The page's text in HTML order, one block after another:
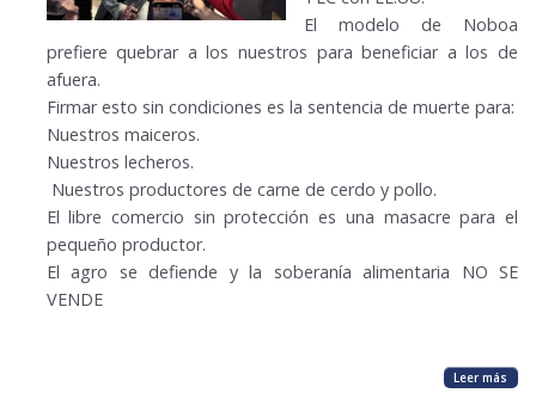
El modelo de Noboa
prefiere quebrar a los nuestros para beneficiar a los de
afuera.
Firmar esto sin condiciones es la sentencia de muerte para:
Nuestros maiceros.
Nuestros lecheros.
Nuestros productores de carne de cerdo y pollo.
El libre comercio sin protección es una masacre para el
pequeño productor.
El agro se defiende y la soberanía alimentaria NO SE
VENDE
Leer más